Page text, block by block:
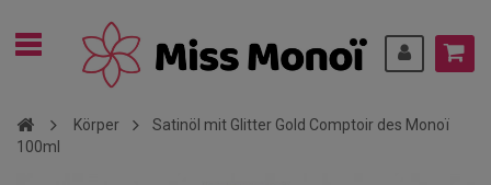
Körper
Satinöl mit Glitter Gold Comptoir des Monoï
100ml